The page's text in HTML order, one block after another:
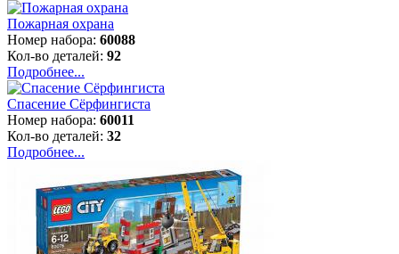
Пожарная охрана
Номер набора: 60088
Кол-во деталей: 92
Подробнее...
Спасение Сёрфингиста
Номер набора: 60011
Кол-во деталей: 32
Подробнее...